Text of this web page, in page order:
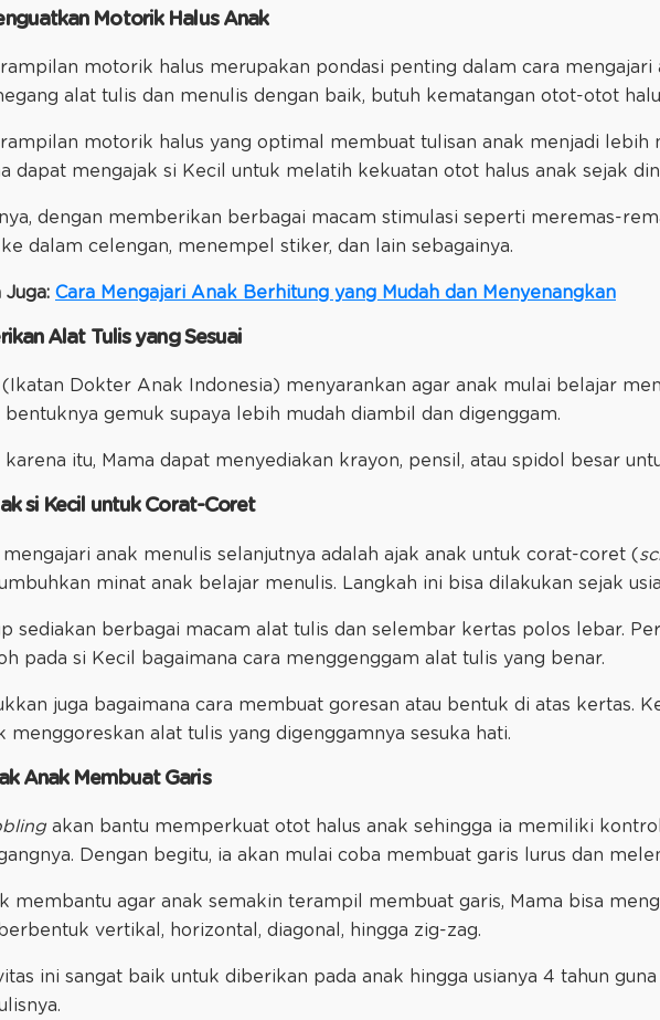
Motorik Halus Anak
motorik halus merupakan pondasi penting dalam cara mengajari
alat tulis dan menulis dengan baik, butuh kematangan otot-otot
motorik halus yang optimal membuat tulisan anak menjadi lebih
dapat mengajak si Kecil untuk melatih kekuatan otot halus anak sejak
dengan memberikan berbagai macam stimulasi seperti meremas-
dalam celengan, menempel stiker, dan lain sebagainya.
Juga: Cara Mengajari Anak Berhitung yang Mudah dan Menyenangkan
Alat Tulis yang Sesuai
(Ikatan Dokter Anak Indonesia) menyarankan agar anak mulai belajar
bentuknya gemuk supaya lebih mudah diambil dan digenggam.
karena itu, Mama dapat menyediakan krayon, pensil, atau spidol besar
si Kecil untuk Corat-Coret
mengajari anak menulis selanjutnya adalah ajak anak untuk corat-coret (
minat anak belajar menulis. Langkah ini bisa dilakukan sejak
sediakan berbagai macam alat tulis dan selembar kertas polos lebar.
pada si Kecil bagaimana cara menggenggam alat tulis yang benar.
juga bagaimana cara membuat goresan atau bentuk di atas kertas.
menggoreskan alat tulis yang digenggamnya sesuka hati.
Anak Membuat Garis
akan bantu memperkuat otot halus anak sehingga ia memiliki
Dengan begitu, ia akan mulai coba membuat garis lurus dan
membantu agar anak semakin terampil membuat garis, Mama bisa
vertikal, horizontal, diagonal, hingga zig-zag.
ini sangat baik untuk diberikan pada anak hingga usianya 4 tahun